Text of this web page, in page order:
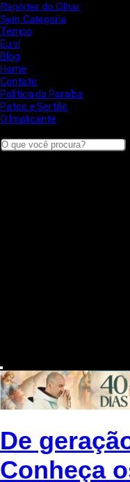
Repórter do Olhar
Sem Categoria
Tempo
Eu ví
Blog
Home
Contato
Política da Paraíba
Patos e Sertão
O Implicante
De
Conheça